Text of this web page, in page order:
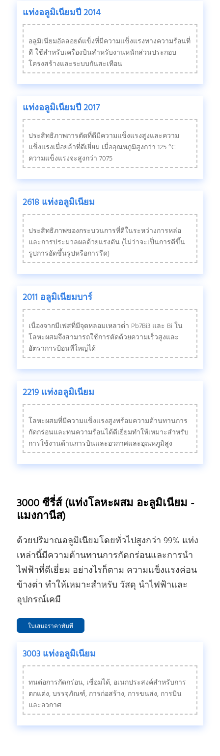
แท่งอลูมิเนียมปี 2014
อลูมิเนียมอัลลอยด์แข็งที่มีความแข็งแรงทางความร้อนที่
ดี ใช้สําหรับเครื่องบินสําหรับงานหนักส่วนประกอบ
โครงสร้างและระบบกันสะเทือน
แท่งอลูมิเนียมปี 2017
ประสิทธิภาพการตัดที่ดีมีความแข็งแรงสูงและความ
แข็งแรงเมื่อยล้าที่ดีเยี่ยม เมื่ออุณหภูมิสูงกว่า 125 °C
ความแข็งแรงจะสูงกว่า 7075
2618 แท่งอลูมิเนียม
ประสิทธิภาพของกระบวนการที่ดีในระหว่างการหล่อ
และการประมวลผลด้วยแรงดัน (ไม่ว่าจะเป็นการตีขึ้น
รูปการอัดขึ้นรูปหรือการรีด)
2011 อลูมิเนียมบาร์
เนื่องจากมีเฟสที่มีจุดหลอมเหลวต่ํา Pb7Bi3 และ Bi ใน
โลหะผสมจึงสามารถใช้การตัดด้วยความเร็วสูงและ
อัตราการป้อนที่ใหญ่ได้
2219 แท่งอลูมิเนียม
โลหะผสมที่มีความแข็งแรงสูงพร้อมความต้านทานการ
กัดกร่อนและทนความร้อนได้ดีเยี่ยมทําให้เหมาะสําหรับ
การใช้งานด้านการบินและอวกาศและอุณหภูมิสูง
3000 ซีรี่ส์ (แท่งโลหะผสม อะลูมิเนียม -
แมงกานีส)
ด้วยปริมาณอลูมิเนียมโดยทั่วไปสูงกว่า 99% แท่ง
เหล่านี้มีความต้านทานการกัดกร่อนและการนํา
ไฟฟ้าที่ดีเยี่ยม อย่างไรก็ตาม ความแข็งแรงค่อน
ข้างต่ํา ทําให้เหมาะสําหรับ วัสดุ นําไฟฟ้าและ
อุปกรณ์เคมี
ใบเสนอราคาทันที
3003 แท่งอลูมิเนียม
ทนต่อการกัดกร่อน, เชื่อมได้, อเนกประสงค์สําหรับการ
ตกแต่ง, บรรจุภัณฑ์, การก่อสร้าง, การขนส่ง, การบิน
และอวกาศ...